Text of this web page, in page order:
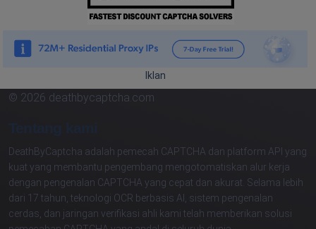
Iklan
© 2026 deathbycaptcha.com
DeathByCaptcha adalah pemecah CAPTCHA dan platform API yang
kuat yang membantu pengembang mengotomatiskan alur kerja
dengan pengenalan CAPTCHA yang cepat dan akurat. Selama lebih
dari 17 tahun, teknologi OCR berbasis AI, sistem pengenalan
cerdas, dan jaringan verifikasi ahli kami telah memberikan solusi